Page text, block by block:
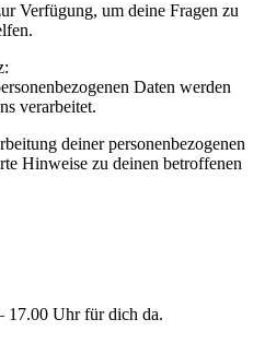
Verfügung, um deine Fragen zu
Daten werden
verarbeitet.
deiner personenbezogenen
Hinweise zu deinen betroffenen
17.00 Uhr für dich da.